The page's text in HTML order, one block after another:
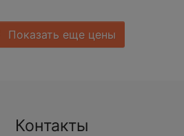
Показать еще цены
Контакты